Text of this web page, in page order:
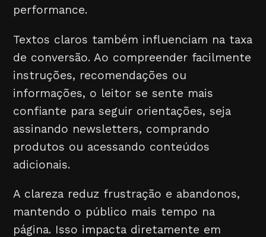
performance.
Textos claros também influenciam na taxa
de conversão. Ao compreender facilmente
instruções, recomendações ou
informações, o leitor se sente mais
confiante para seguir orientações, seja
assinando newsletters, comprando
produtos ou acessando conteúdos
adicionais.
A clareza reduz frustração e abandonos,
mantendo o público mais tempo na
página. Isso impacta diretamente em